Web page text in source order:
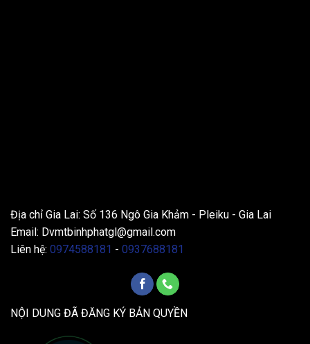
Địa chỉ Gia Lai: Số 136 Ngô Gia Khảm - Pleiku - Gia Lai
Email: Dvmtbinhphatgl@gmail.com
Liên hệ: 0974588181 - 0937688181
NỘI DUNG ĐÃ ĐĂNG KÝ BẢN QUYỀN